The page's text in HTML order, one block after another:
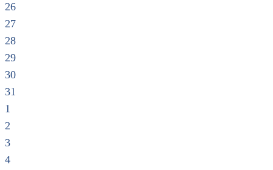
26
27
28
29
30
31
1
2
3
4